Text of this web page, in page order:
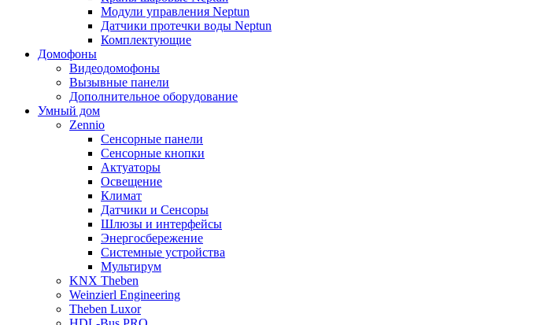
Модули управления Neptun
Датчики протечки воды Neptun
Комплектующие
Домофоны
Видеодомофоны
Вызывные панели
Дополнительное оборудование
Умный дом
Zennio
Сенсорные панели
Сенсорные кнопки
Актуаторы
Освещение
Климат
Датчики и Сенсоры
Шлюзы и интерфейсы
Энергосбережение
Системные устройства
Мультирум
KNX Theben
Weinzierl Engineering
Theben Luxor